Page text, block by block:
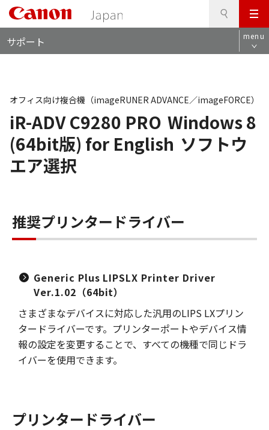
メ
ニ
ュ
サポート menu
iR-ADV C9280 PRO Windows 8
(64bit版) for English ソフトウ
エア選択
オフィス向け複合機（imageRUNER ADVANCE／imageFORCE）
推奨プリンタードライバー
Generic Plus LIPSLX Printer Driver
Ver.1.02（64bit）
さまざまなデバイスに対応した汎用のLIPS LXプリン
タードライバーです。プリンターポートやデバイス情
報の設定を変更することで、すべての機種で同じドラ
イバーを使用できます。
プリンタードライバー